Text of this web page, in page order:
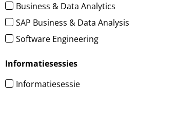
Business & Data Analytics
SAP Business & Data Analysis
Software Engineering
Informatiesessies
Informatiesessie